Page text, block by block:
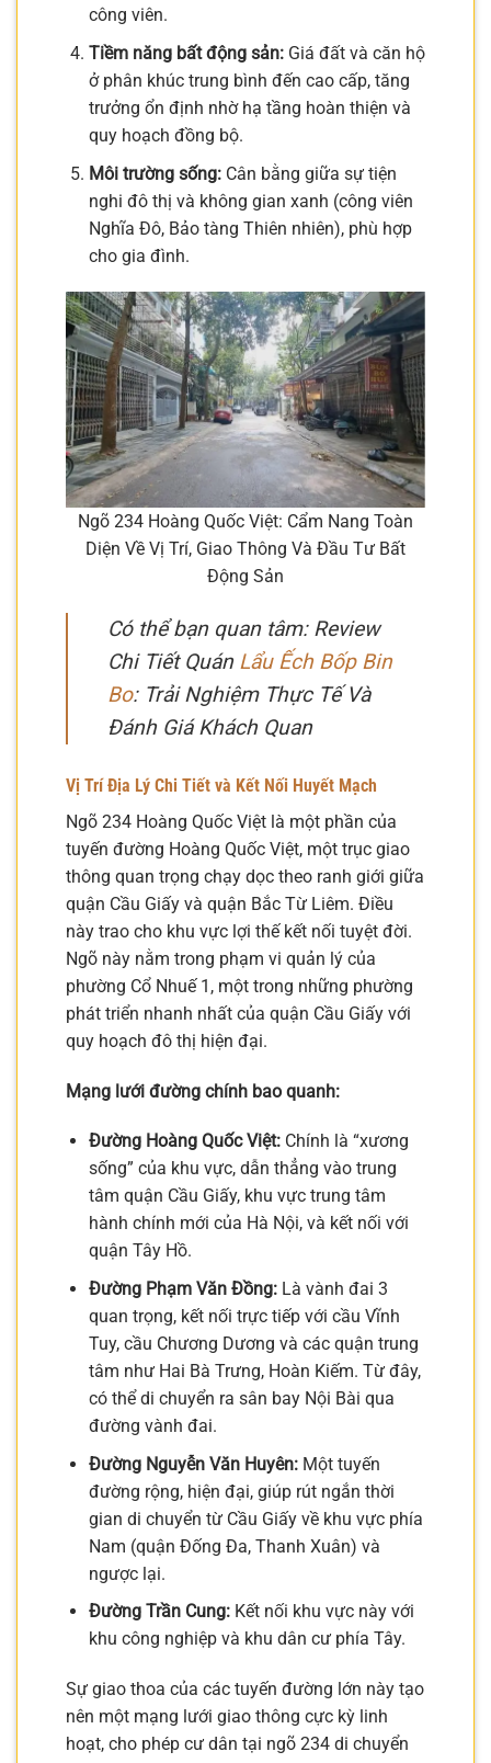
công viên.
Tiềm năng bất động sản:Giá đất và căn hộ
ở phân khúc trung bình đến cao cấp, tăng
trưởng ổn định nhờ hạ tầng hoàn thiện và
quy hoạch đồng bộ.
Môi trường sống:Cân bằng giữa sự tiện
nghi đô thị và không gian xanh (công viên
Nghĩa Đô, Bảo tàng Thiên nhiên), phù hợp
cho gia đình.
Ngõ 234 Hoàng Quốc Việt: Cẩm Nang Toàn
Diện Về Vị Trí, Giao Thông Và Đầu Tư Bất
Động Sản
Có thể bạn quan tâm: Review
Chi Tiết Quán Lẩu Ếch Bốp Bin
Bo: Trải Nghiệm Thực Tế Và
Đánh Giá Khách Quan
Vị Trí Địa Lý Chi Tiết và Kết Nối Huyết Mạch
Ngõ 234 Hoàng Quốc Việt là một phần của
tuyến đường Hoàng Quốc Việt, một trục giao
thông quan trọng chạy dọc theo ranh giới giữa
quận Cầu Giấy và quận Bắc Từ Liêm. Điều
này trao cho khu vực lợi thế kết nối tuyệt đời.
Ngõ này nằm trong phạm vi quản lý của
phường Cổ Nhuế 1, một trong những phường
phát triển nhanh nhất của quận Cầu Giấy với
quy hoạch đô thị hiện đại.
Mạng lưới đường chính bao quanh:
Đường Hoàng Quốc Việt:Chính là “xương
sống” của khu vực, dẫn thẳng vào trung
tâm quận Cầu Giấy, khu vực trung tâm
hành chính mới của Hà Nội, và kết nối với
quận Tây Hồ.
Đường Phạm Văn Đồng:Là vành đai 3
quan trọng, kết nối trực tiếp với cầu Vĩnh
Tuy, cầu Chương Dương và các quận trung
tâm như Hai Bà Trưng, Hoàn Kiếm. Từ đây,
có thể di chuyển ra sân bay Nội Bài qua
đường vành đai.
Đường Nguyễn Văn Huyên:Một tuyến
đường rộng, hiện đại, giúp rút ngắn thời
gian di chuyển từ Cầu Giấy về khu vực phía
Nam (quận Đống Đa, Thanh Xuân) và
ngược lại.
Đường Trần Cung:Kết nối khu vực này với
khu công nghiệp và khu dân cư phía Tây.
Sự giao thoa của các tuyến đường lớn này tạo
nên một mạng lưới giao thông cực kỳ linh
hoạt, cho phép cư dân tại ngõ 234 di chuyển